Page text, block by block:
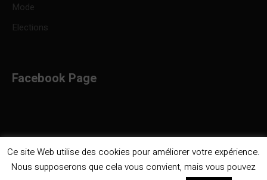
Mode
Elections
Facebook Page
Ce site Web utilise des cookies pour améliorer votre expérience.
Nous supposerons que cela vous convient, mais vous pouvez